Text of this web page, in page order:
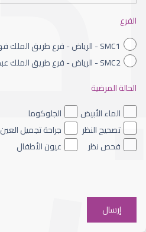
عيون الاطفال الملونه
الفرع
SMC1 - الرياض - فرع طريق الملك فهد
SMC2 - الرياض - فرع طريق الملك عبدالله
الحالة المرضية
الماء الأبيض
الجلوكوما
تصحيح النظر
جراحة تجميل العين
فحص نظر
عيون الأطفال